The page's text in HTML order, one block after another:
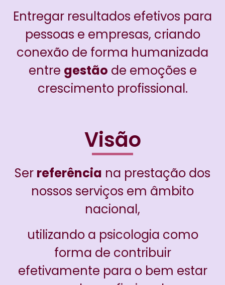
Entregar resultados efetivos para
pessoas e empresas, criando
conexão de forma humanizada
entre gestão de emoções e
crescimento profissional.
Visão
Ser referência na prestação dos
nossos serviços em âmbito
nacional,
utilizando a psicologia como
forma de contribuir
efetivamente para o bem estar